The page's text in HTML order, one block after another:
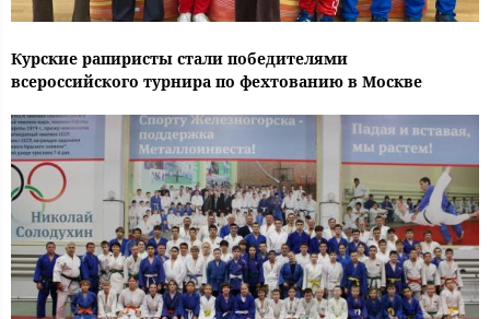
Курские рапиристы стали победителями
всероссийского турнира по фехтованию в Москве